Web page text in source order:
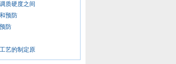
质硬度之间
预防
防
艺的制定原